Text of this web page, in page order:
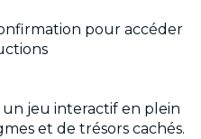
pour accéder
un jeu interactif en plein
et de trésors cachés.